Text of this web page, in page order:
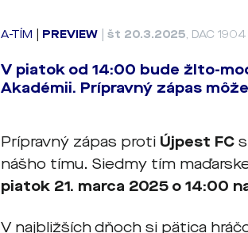
A-TÍM PREVIEW |št 20.3.2025, DAC 1904
V piatok od 14:00 bude žlto-
Akadémii. Prípravný zápas
Prípravný zápas proti Újpest FC
nášho tímu. Siedmy tím
piatok 21. marca 2025 o 14:00
V najbližších dňoch si pätica